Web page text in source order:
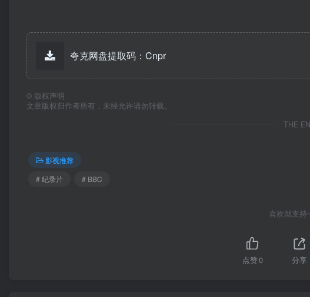
夸克网盘提取码：Cnpr
© 版权声明
文章版权归作者所有，未经允许请勿转载。
THE
影视推荐
# 纪录片
# BBC
喜欢就支持
点赞0 分享